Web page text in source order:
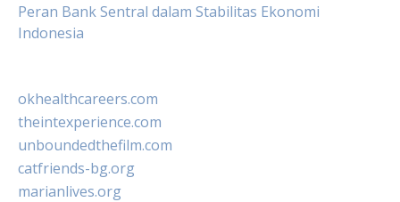
Peran Bank Sentral dalam Stabilitas Ekonomi
Indonesia
okhealthcareers.com
theintexperience.com
unboundedthefilm.com
catfriends-bg.org
marianlives.org